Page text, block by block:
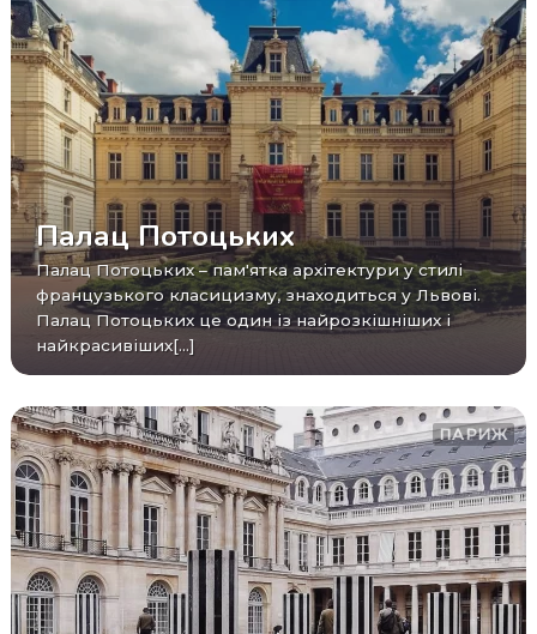
Палац Потоцьких
Палац Потоцьких – пам'ятка архітектури у стилі
французького класицизму, знаходиться у Львові.
Палац Потоцьких це один із найрозкішніших і
найкрасивіших[...]
ПАРИЖ